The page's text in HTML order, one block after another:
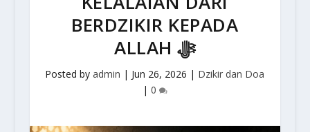
BERDZIKIR KEPADA
ALLAH ﷻ
Posted byadmin | Jun 26, 2026 | Dzikir dan Doa
| 0